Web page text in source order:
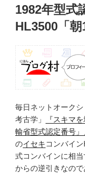
稿
日:
1982年型式
HL3500「朝
毎日ネットオーク
考古学」
『スキマ
輸省型式認定番号」
のイセキコンバイ
式コンバインに相
からの逆引きなので